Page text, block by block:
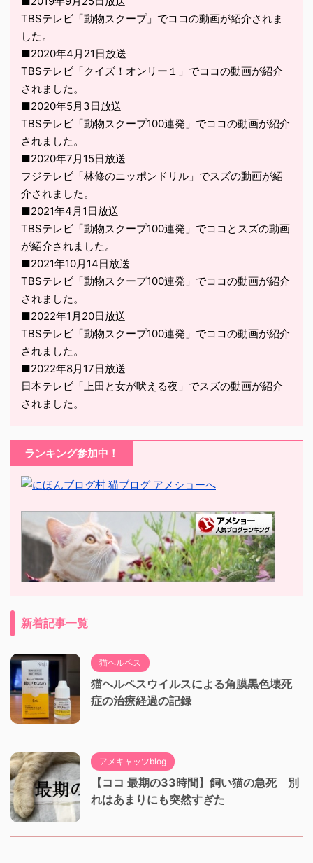
TBSテレビ「動物スクープ」でココの動画が紹介されま
した。
■2020年4月21日放送
TBSテレビ「クイズ！オンリー１」でココの動画が紹介
されました。
■2020年5月3日放送
TBSテレビ「動物スクープ100連発」でココの動画が紹介
されました。
■2020年7月15日放送
フジテレビ「林修のニッポンドリル」でスズの動画が紹
介されました。
■2021年4月1日放送
TBSテレビ「動物スクープ100連発」でココとスズの動画
が紹介されました。
■2021年10月14日放送
TBSテレビ「動物スクープ100連発」でココの動画が紹介
されました。
■2022年1月20日放送
TBSテレビ「動物スクープ100連発」でココの動画が紹介
されました。
■2022年8月17日放送
日本テレビ「上田と女が吠える夜」でスズの動画が紹介
されました。
ランキング参加中！
新着記事一覧
猫ヘルペス
猫ヘルペスウイルスによる角膜黒色壊死
症の治療経過の記録
アメキャッツblog
【ココ 最期の33時間】飼い猫の急死 別
れはあまりにも突然すぎた